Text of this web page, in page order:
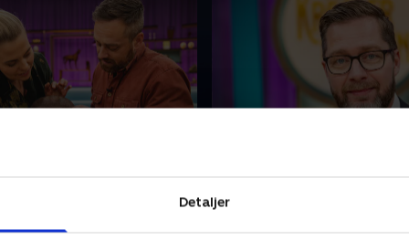
Detaljer
Christiane Gjellerup
spidset den antikke blyant